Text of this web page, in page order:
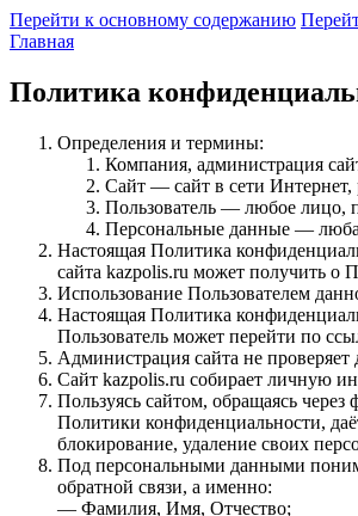
Перейти к основному содержанию
Главная
Политика
Определения и термины:
Компания, администрация
Сайт — сайт в сети
Пользователь — любое лицо,
Персональные данные —
Настоящая Политика
сайта kazpolis.ru может получить о
Использование Пользователем
Настоящая Политика
Пользователь может перейти по
Администрация сайта не
Сайт kazpolis.ru собирает личную
Пользуясь сайтом, обращаясь
Политики конфиденциальности,
блокирование, удаление своих
Под персональными данными
обратной связи, а именно:
— Фамилия, Имя, Отчество;